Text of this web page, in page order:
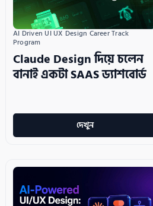
AI Driven UI UX Design Career Track
Program
Claude Design দিয়ে চলেন
বানাই একটা SAAS ড্যাশবোর্ড
দেখুন